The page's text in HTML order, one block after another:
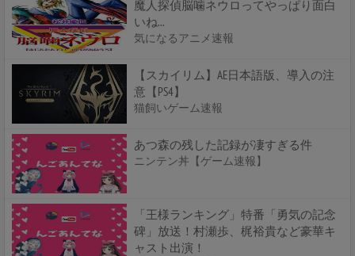
魔人探偵脳噛ネウロってやっぱり面白
いね...
気になるアニメ速報
【スカイリム】AE日本語版、導入の注
意【PS4】
猫飼いゲーム速報
あつ森の残した記録が凄すぎる件
ニンテン丼【ゲーム速報】
「王様ランキング」特番「勇気の記念
碑」放送！村瀬歩、梶裕貴など豪華キ
ャスト出演！